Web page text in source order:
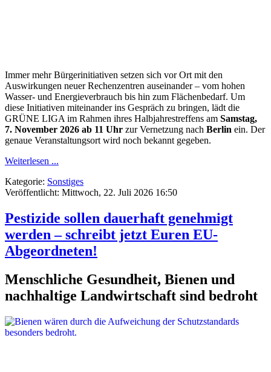
Immer mehr Bürgerinitiativen setzen sich vor Ort mit den
Auswirkungen neuer Rechenzentren auseinander – vom hohen
Wasser- und Energieverbrauch bis hin zum Flächenbedarf. Um
diese Initiativen miteinander ins Gespräch zu bringen, lädt die
GRÜNE LIGA im Rahmen ihres Halbjahrestreffens am Samstag,
7. November 2026 ab 11 Uhr zur Vernetzung nach Berlin ein. Der
genaue Veranstaltungsort wird noch bekannt gegeben.
Weiterlesen ...
Kategorie: Sonstiges
Veröffentlicht: Mittwoch, 22. Juli 2026 16:50
Pestizide sollen dauerhaft genehmigt
werden – schreibt jetzt Euren EU-
Abgeordneten!
Menschliche Gesundheit, Bienen und
nachhaltige Landwirtschaft sind bedroht